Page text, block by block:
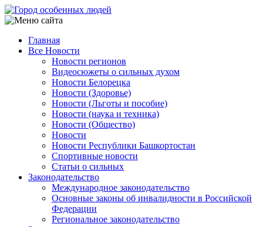
Перейти
к
содержанию
Main
navigation
Главная
Все Новости
Новости регионов
Видеосюжеты о сильных духом
Новости Белорецка
Новости (Здоровье)
Новости (Льготы и пособие)
Новости (наука и техника)
Новости (Общество)
Новости
Новости Республики Башкортостан
Спортивные новости
Статьи о сильных
Законодательство
Международное законодательство
Основные законы об инвалидности в Российской
Федерации
Региональное законодательство